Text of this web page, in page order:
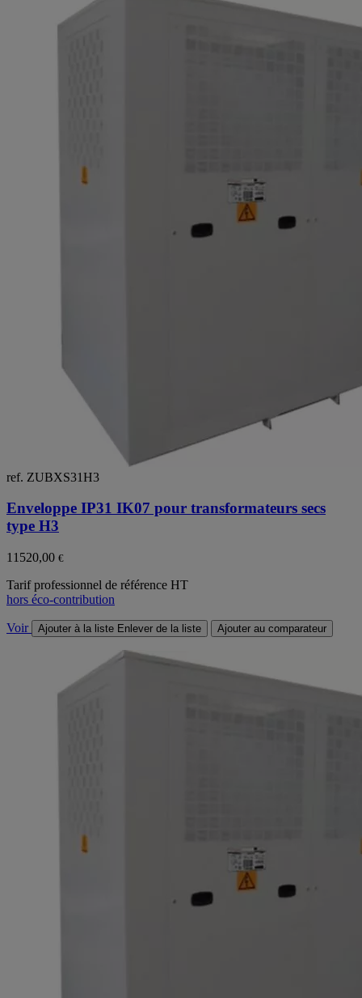
ref. ZUBXS31H3
Enveloppe IP31 IK07 pour transformateurs secs
type H3
11520,00 €
Tarif professionnel de référence HT
hors éco-contribution
Voir Ajouter à la liste Enlever de la liste Ajouter au comparateur